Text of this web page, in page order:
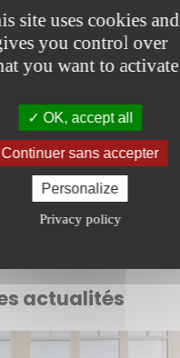
site uses cookies and
you control over
you want to activate
OK, accept all
Continuer sans accepter
Personalize
Privacy policy
actualités